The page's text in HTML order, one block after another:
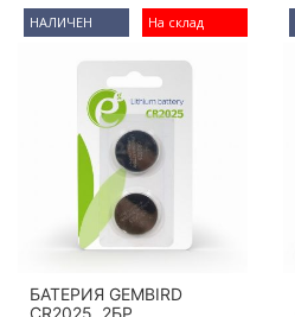
На склад
НАЛИЧЕН
БАТЕРИЯ GEMBIRD
CR2025, 2БР